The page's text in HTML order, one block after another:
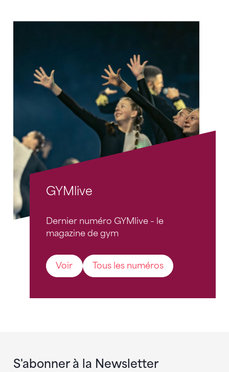
GYMlive
Dernier numéro GYMlive – le
magazine de gym
Voir Tous les numéros
S'abonner à la Newsletter